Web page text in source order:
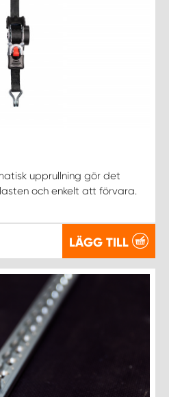
upprullning gör det
och enkelt att förvara.
LÄGG TILL